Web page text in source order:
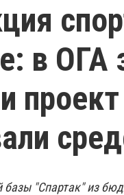
в ОГА
базы "Спартак" из